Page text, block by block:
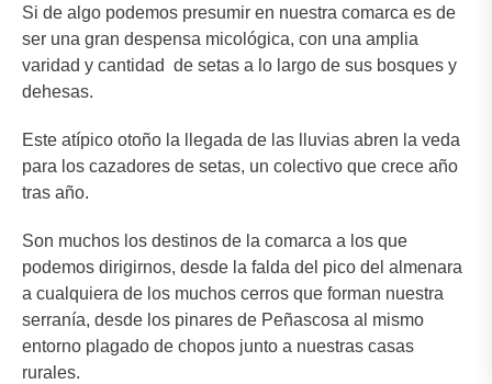
Si de algo podemos presumir en nuestra comarca es de
ser una gran despensa micológica, con una amplia
varidad y cantidad de setas a lo largo de sus bosques y
dehesas.
Este atípico otoño la llegada de las lluvias abren la veda
para los cazadores de setas, un colectivo que crece año
tras año.
Son muchos los destinos de la comarca a los que
podemos dirigirnos, desde la falda del pico del almenara
a cualquiera de los muchos cerros que forman nuestra
serranía, desde los pinares de Peñascosa al mismo
entorno plagado de chopos junto a nuestras casas
rurales.